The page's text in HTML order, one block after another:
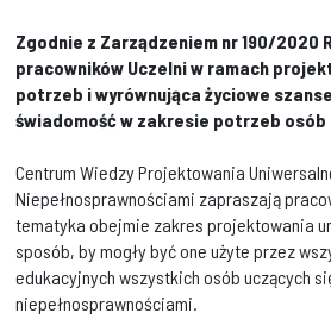
Zgodnie z Zarządzeniem nr 190/
pracowników Uczelni w ramach
potrzeb i wyrównująca życiowe
świadomość w zakresie potrzeb osób
Centrum Wiedzy Projektowania
Niepełnosprawnościami zapraszają
tematyka obejmie zakres projektowania
sposób, by mogły być one użyte przez
edukacyjnych wszystkich osób uczących
niepełnosprawnościami.